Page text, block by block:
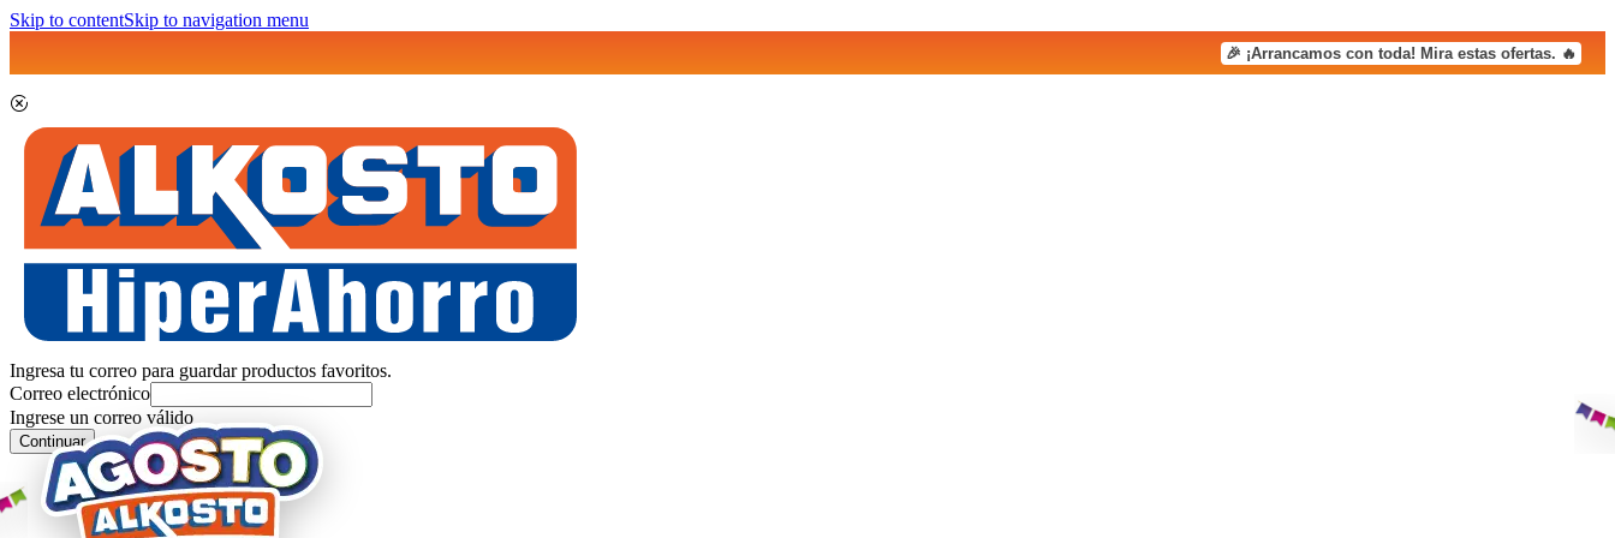
Skip to contentSkip to navigation menu
🎉 ¡Arrancamos con toda! Mira estas ofertas. 🔥
Ingresa tu correo para guardar productos favoritos.
Correo electrónico
Ingrese un correo válido
Continuar